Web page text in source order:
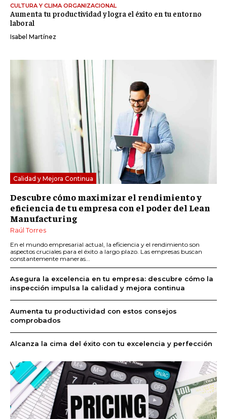
CULTURA Y CLIMA ORGANIZACIONAL
Aumenta tu productividad y logra el éxito en tu entorno
laboral
Isabel Martínez
Calidad y Mejora Continua
Descubre cómo maximizar el rendimiento y
eficiencia de tu empresa con el poder del Lean
Manufacturing
Raúl Torres
En el mundo empresarial actual, la eficiencia y el rendimiento son
aspectos cruciales para el éxito a largo plazo. Las empresas buscan
constantemente maneras...
Asegura la excelencia en tu empresa: descubre cómo la
inspección impulsa la calidad y mejora continua
Aumenta tu productividad con estos consejos
comprobados
Alcanza la cima del éxito con tu excelencia y perfección